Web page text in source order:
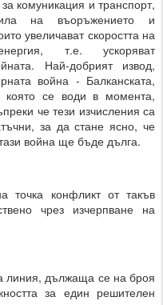
комуникация и транспорт,
на въоръжението и
увеличават скоростта на
т.е. ускоряват
Най-добрият извод,
война - Балканската,
която се води в момента,
че тези изчисления са
за да стане ясно, че
война ще бъде дълга.
точка конфликт от такъв
чрез изчерпване на
линия, дължаща се на броя
за един решителен